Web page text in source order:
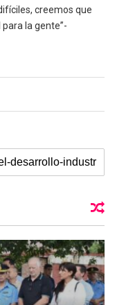
creemos que
la gente”-